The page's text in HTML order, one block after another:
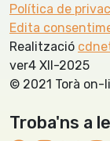
Política de
Edita
Realització
ver4 XII-2025
© 2021 Torà on-
Troba'ns a